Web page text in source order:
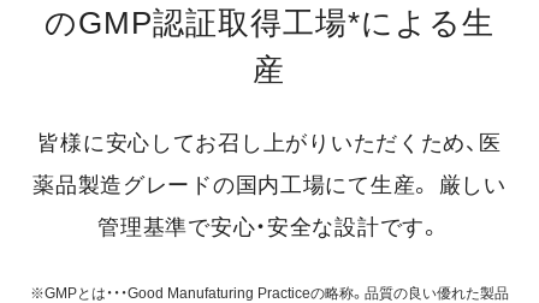
のGMP認証取得工場*による生
産
皆様に安心してお召し上がりいただくため、医
薬品製造グレードの国内工場にて生産。
厳しい
管理基準で安心・安全な設計です。
※GMPとは・・・Good Manufaturing Practiceの略称。品質の良い優れた製品